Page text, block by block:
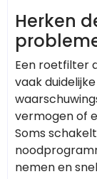
Herken
Een roetfilter
vaak
vermogen of
Soms
nemen en